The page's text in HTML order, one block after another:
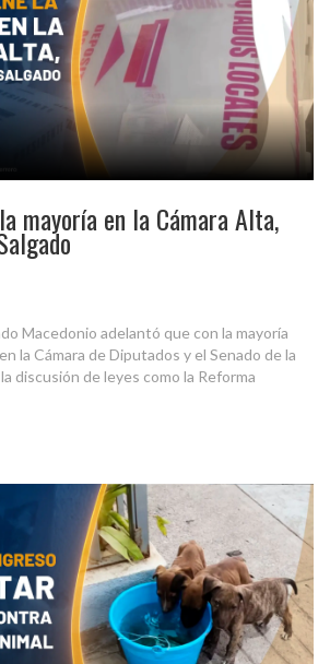
mayoría en la Cámara Alta,
Macedonio adelantó que con la mayoría
la Cámara de Diputados y el Senado de la
discusión de leyes como la Reforma